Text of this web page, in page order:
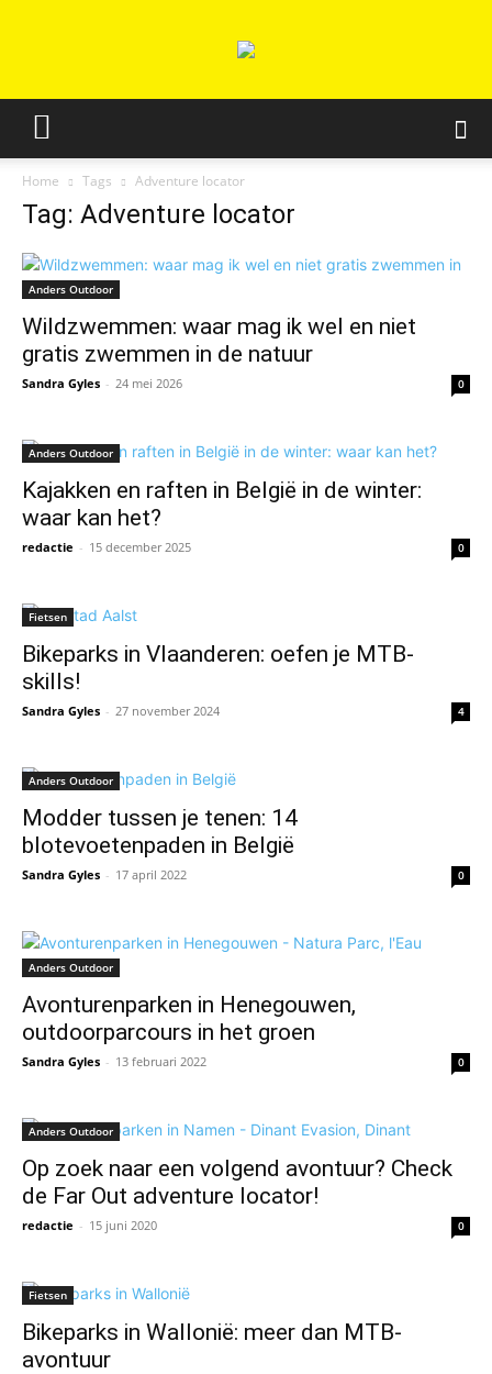
Home Tags Adventure locator
Tag: Adventure locator
Anders Outdoor
Wildzwemmen: waar mag ik wel en niet
gratis zwemmen in de natuur
Sandra Gyles - 24 mei 2026 0
Anders Outdoor
Kajakken en raften in België in de winter:
waar kan het?
redactie - 15 december 2025 0
Fietsen
Bikeparks in Vlaanderen: oefen je MTB-
skills!
Sandra Gyles - 27 november 2024 4
Anders Outdoor
Modder tussen je tenen: 14
blotevoetenpaden in België
Sandra Gyles - 17 april 2022 0
Anders Outdoor
Avonturenparken in Henegouwen,
outdoorparcours in het groen
Sandra Gyles - 13 februari 2022 0
Anders Outdoor
Op zoek naar een volgend avontuur? Check
de Far Out adventure locator!
redactie - 15 juni 2020 0
Fietsen
Bikeparks in Wallonië: meer dan MTB-
avontuur